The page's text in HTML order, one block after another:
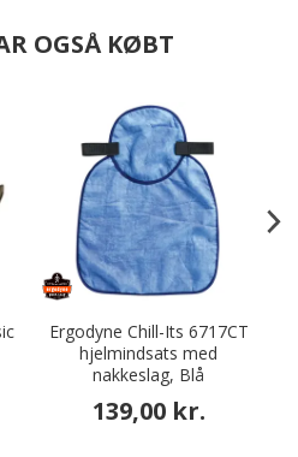
OGSÅ KØBT
Ergodyne Chill-Its 6717CT
hjelmindsats med
nakkeslag, Blå
139,00 kr.